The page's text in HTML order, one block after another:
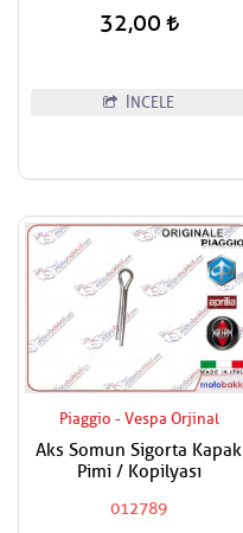
32,00
İNCELE
Piaggio - Vespa Orjinal
Aks Somun Sigorta Kapak
Pimi / Kopilyası
012789